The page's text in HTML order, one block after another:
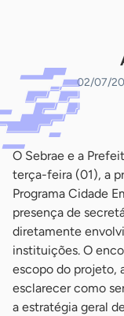
02/07/
O Sebrae e a
terça-feira (01), a
Programa Cidade
presença de
diretamente
instituições. O
escopo do projeto,
esclarecer como
a estratégia geral